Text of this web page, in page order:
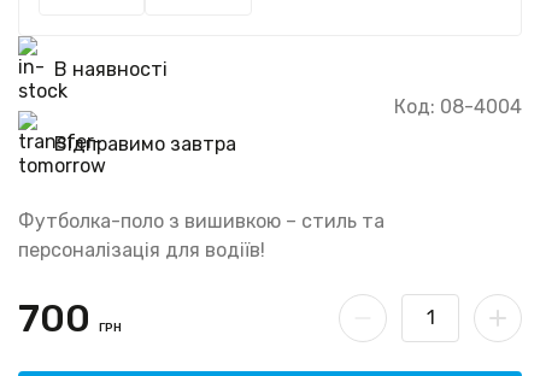
В наявності
Відправимо завтра
Код: 08-4004
Футболка-поло з вишивкою – стиль та
персоналізація для водіїв!
700 ГРН